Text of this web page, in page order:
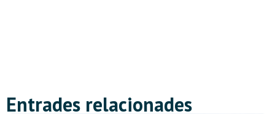
Entrades relacionades